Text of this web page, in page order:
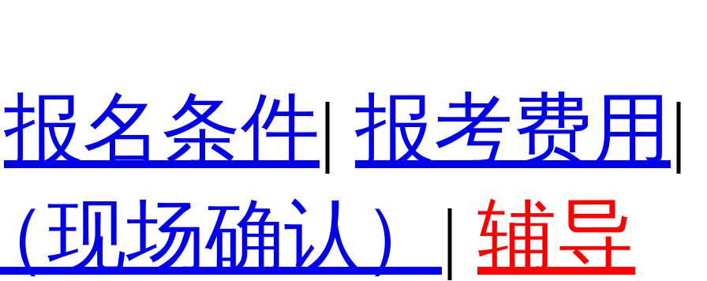
报名条件| 报考费用 |
场确认） | 辅导